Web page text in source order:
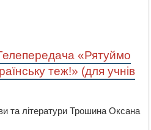
«Рятуймо
теж!» (для учнів
та літератури Трошина Оксана